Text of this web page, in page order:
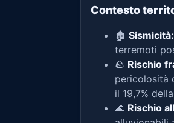
Contesto
🏚️ Sismicità:
terremoti
🪨 Rischio
pericolosità
il 19,7%
🌊 Rischio